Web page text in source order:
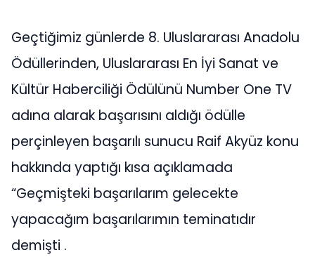
Geçtiğimiz günlerde 8. Uluslararası Anadolu
Ödüllerinden, Uluslararası En İyi Sanat ve
Kültür Haberciliği Ödülünü Number One TV
adına alarak başarısını aldığı ödülle
perçinleyen başarılı sunucu Raif Akyüz konu
hakkında yaptığı kısa açıklamada
“Geçmişteki başarılarım gelecekte
yapacağım başarılarımın teminatıdır
demişti .